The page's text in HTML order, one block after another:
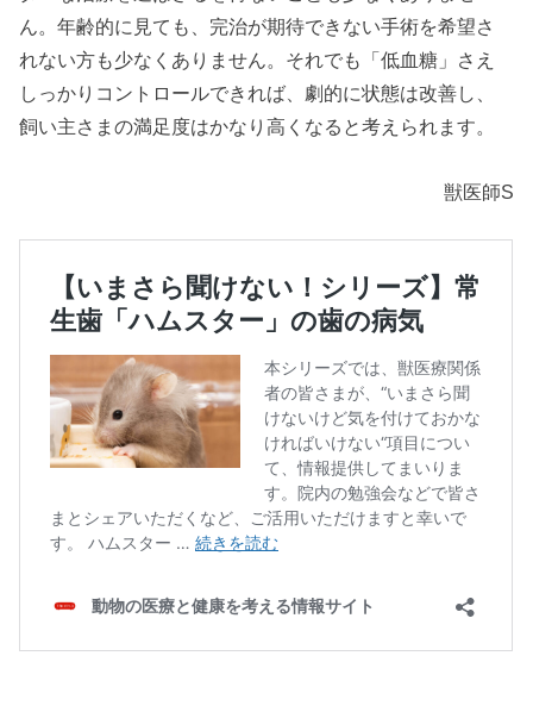
ん。年齢的に見ても、完治が期待できない手術を希望さ
れない方も少なくありません。それでも「低血糖」さえ
しっかりコントロールできれば、劇的に状態は改善し、
飼い主さまの満足度はかなり高くなると考えられます。
獣医師S